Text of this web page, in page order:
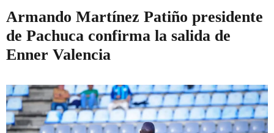
Armando Martínez Patiño presidente
de Pachuca confirma la salida de
Enner Valencia